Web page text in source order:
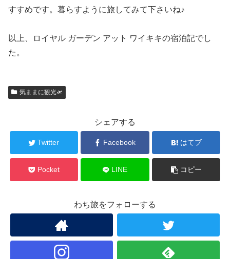
すすめです。暮らすように旅してみて下さいね♪
以上、ロイヤル ガーデン アット ワイキキの宿泊記でし
た。
気ままに観光🛫
シェアする
Twitter Facebook はてブ
Pocket LINE コピー
わち旅をフォローする